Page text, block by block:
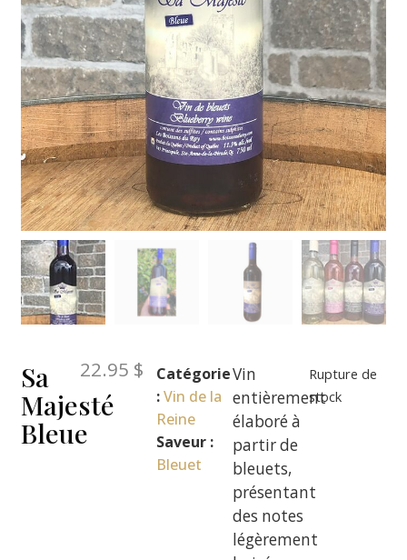
Sa
Majesté
Bleue
22.95 $
Catégorie
:Vin de la
Reine
Saveur :
Bleuet
Vin
entièrement
élaboré à
partir de
bleuets,
présentant
des notes
légèrement
Rupture de
stock